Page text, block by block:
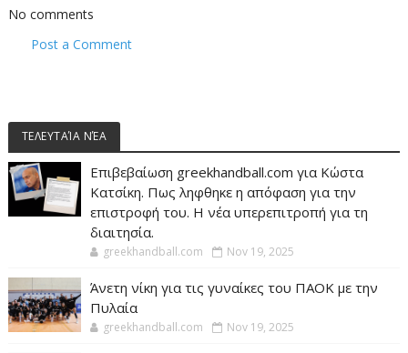
No comments
Post a Comment
ΤΕΛΕΥΤΑΊΑ ΝΈΑ
Επιβεβαίωση greekhandball.com για Κώστα
Κατσίκη. Πως ληφθηκε η απόφαση για την
επιστροφή του. Η νέα υπερεπιτροπή για τη
διαιτησία.
greekhandball.com Nov 19, 2025
Άνετη νίκη για τις γυναίκες του ΠΑΟΚ με την
Πυλαία
greekhandball.com Nov 19, 2025